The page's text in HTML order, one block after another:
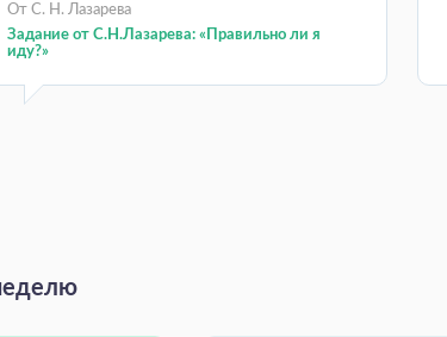
От С. Н. Лазарева
Задание от С.Н.Лазарева: «Правильно ли я
иду?»